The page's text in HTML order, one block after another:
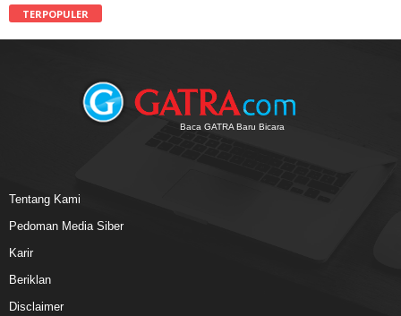
TERPOPULER
Baca GATRA Baru Bicara
Tentang Kami
Pedoman Media Siber
Karir
Beriklan
Disclaimer